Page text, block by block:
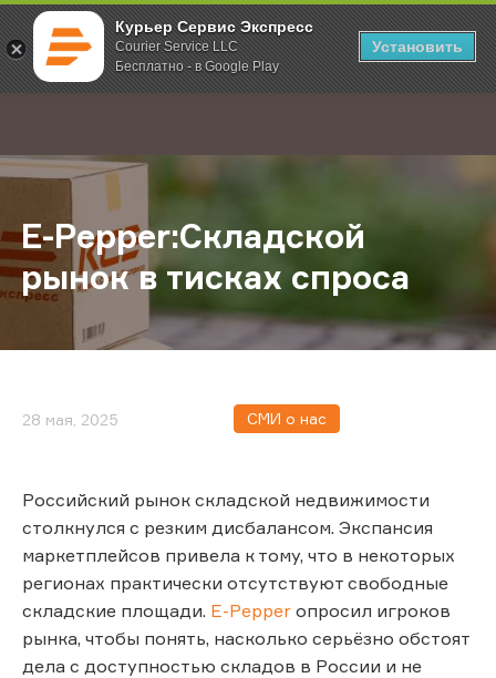
Курьер Сервис Экспресс
Courier Service LLC
Бесплатно - в Google Play
Установить
; Главная О компании Новости E-Pepper:Складской рынок в
E-Pepper:Складской
рынок в тисках спроса
28 мая, 2025 СМИ о нас
Российский рынок складской недвижимости
столкнулся с резким дисбалансом. Экспансия
маркетплейсов привела к тому, что в некоторых
регионах практически отсутствуют свободные
складские площади. E-Pepper опросил игроков
рынка, чтобы понять, насколько серьёзно обстоят
дела с доступностью складов в России и не